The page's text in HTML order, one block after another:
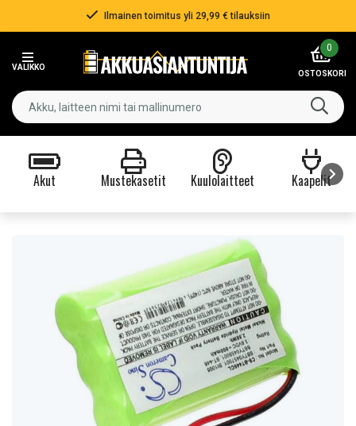
Ilmainen toimitus yli 29,99 € tilauksiin
VALIKKO
0
OSTOSKORI
Akut Mustekasetit Kuulolaitteet Kaapelit